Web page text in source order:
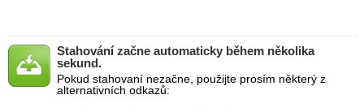
Stahování začne automaticky během několika
sekund.
Pokud stahovaní nezačne, použijte prosím některý z
alternativních odkazů: